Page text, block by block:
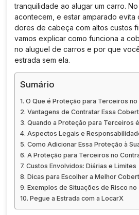
tranquilidade ao alugar um carro.
acontecem, e estar amparado evita
dores de cabeça com altos custos
vamos explicar como funciona a
no aluguel de carros e por que
estrada sem ela.
Sumário
O Que é Proteção para Terceiros
Vantagens de Contratar Essa
Quando a Proteção para Terceiros
Aspectos Legais e
Como Adicionar Essa Proteção à
A Proteção para Terceiros no
Custos Envolvidos: Diárias e Limites
Dicas para Escolher a Melhor
Exemplos de Situações de Risco no
Pegue a Estrada com a LocarX